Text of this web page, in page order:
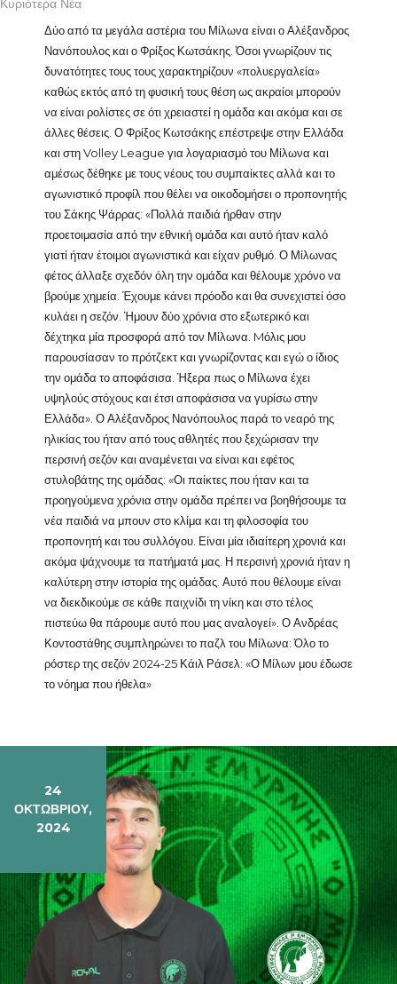
Κυριότερα Νέα
Δύο από τα μεγάλα αστέρια του Μίλωνα είναι ο Αλέξανδρος
Νανόπουλος και ο Φρίξος Κωτσάκης. Όσοι γνωρίζουν τις
δυνατότητες τους τους χαρακτηρίζουν «πολυεργαλεία»
καθώς εκτός από τη φυσική τους θέση ως ακραίοι μπορούν
να είναι ρολίστες σε ότι χρειαστεί η ομάδα και ακόμα και σε
άλλες θέσεις. Ο Φρίξος Κωτσάκης επέστρεψε στην Ελλάδα
και στη Volley League για λογαριασμό του Μίλωνα και
αμέσως δέθηκε με τους νέους του συμπαίκτες αλλά και το
αγωνιστικό προφίλ που θέλει να οικοδομήσει ο προπονητής
του Σάκης Ψάρρας: «Πολλά παιδιά ήρθαν στην
προετοιμασία από την εθνική ομάδα και αυτό ήταν καλό
γιατί ήταν έτοιμοι αγωνιστικά και είχαν ρυθμό. Ο Μίλωνας
φέτος άλλαξε σχεδόν όλη την ομάδα και θέλουμε χρόνο να
βρούμε χημεία. Έχουμε κάνει πρόοδο και θα συνεχιστεί όσο
κυλάει η σεζόν. Ήμουν δύο χρόνια στο εξωτερικό και
δέχτηκα μία προσφορά από τον Μίλωνα. Mόλις μου
παρουσίασαν το πρότζεκτ και γνωρίζοντας και εγώ ο ίδιος
την ομάδα το αποφάσισα. Ήξερα πως ο Μίλωνα έχει
υψηλούς στόχους και έτσι αποφάσισα να γυρίσω στην
Ελλάδα». Ο Αλέξανδρος Νανόπουλος παρά το νεαρό της
ηλικίας του ήταν από τους αθλητές που ξεχώρισαν την
περσινή σεζόν και αναμένεται να είναι και εφέτος
στυλοβάτης της ομάδας: «Οι παίκτες που ήταν και τα
προηγούμενα χρόνια στην ομάδα πρέπει να βοηθήσουμε τα
νέα παιδιά να μπουν στο κλίμα και τη φιλοσοφία του
προπονητή και του συλλόγου. Είναι μία ιδιαίτερη χρονιά και
ακόμα ψάχνουμε τα πατήματά μας. Η περσινή χρονιά ήταν η
καλύτερη στην ιστορία της ομάδας. Αυτό που θέλουμε είναι
να διεκδικούμε σε κάθε παιχνίδι τη νίκη και στο τέλος
πιστεύω θα πάρουμε αυτό που μας αναλογεί». Ο Ανδρέας
Κοντοστάθης συμπληρώνει το παζλ του Μίλωνα: Όλο το
ρόστερ της σεζόν 2024-25 Κάιλ Ράσελ: «Ο Μίλων μου έδωσε
το νόημα που ήθελα»
24
ΟΚΤΩΒΡΊΟΥ,
2024